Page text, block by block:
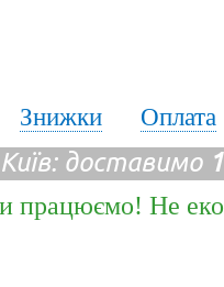
Знижки Оплата
доставимо
працюємо! Не